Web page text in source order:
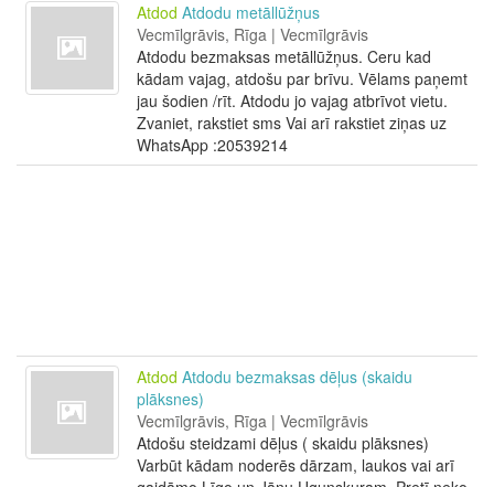
Atdod Atdodu metāllūžņus
Vecmīlgrāvis, Rīga | Vecmīlgrāvis
Atdodu bezmaksas metāllūžņus. Ceru kad
kādam vajag, atdošu par brīvu. Vēlams paņemt
jau šodien /rīt. Atdodu jo vajag atbrīvot vietu.
Zvaniet, rakstiet sms Vai arī rakstiet ziņas uz
WhatsApp :20539214
Atdod Atdodu bezmaksas dēļus (skaidu
plāksnes)
Vecmīlgrāvis, Rīga | Vecmīlgrāvis
Atdošu steidzami dēļus ( skaidu plāksnes)
Varbūt kādam noderēs dārzam, laukos vai arī